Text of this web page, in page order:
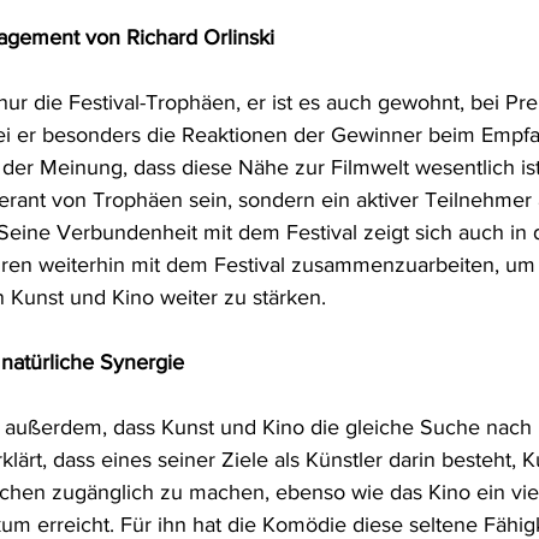
von Richard Orlinski
die Festival-Trophäen, er ist es auch gewohnt, bei
er besonders die Reaktionen der Gewinner beim
Meinung, dass diese Nähe zur Filmwelt wesentlich
von Trophäen sein, sondern ein aktiver
Verbundenheit mit dem Festival zeigt sich auch in
weiterhin mit dem Festival zusammenzuarbeiten,
und Kino weiter zu stärken.
Synergie
dass Kunst und Kino die gleiche Suche
dass eines seiner Ziele als Künstler darin besteht,
zugänglich zu machen, ebenso wie das Kino ein
erreicht. Für ihn hat die Komödie diese seltene